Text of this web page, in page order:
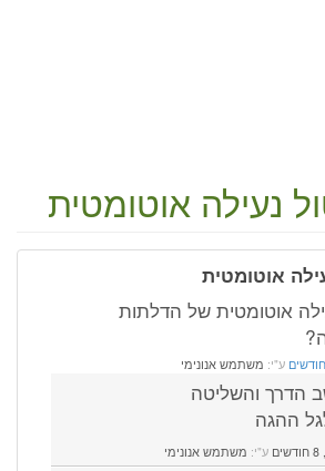
נעילה אוטומטית
אוטומטית
אוטומטית של הדלתות
ע"י: משתמש אנונימי
הדרך והשליטה
ההגה
ע"י: משתמש אנונימי